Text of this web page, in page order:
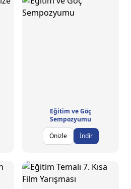
Eğitim ve Göç
Sempozyumu
Önizle
İndir